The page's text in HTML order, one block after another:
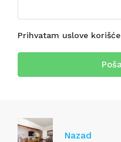
Prihvatam uslove
Nazad